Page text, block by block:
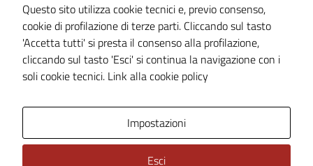
Note legali
Dichiarazione di accessibilità
Piano di miglioramento del sito
Questo sito utilizza cookie tecnici e, previo consenso,
cookie di profilazione di terze parti. Cliccando sul tasto
'Accetta tutti' si presta il consenso alla profilazione,
cliccando sul tasto 'Esci' si continua la navigazione con i
soli cookie tecnici. Link alla cookie policy
Impostazioni
Esci